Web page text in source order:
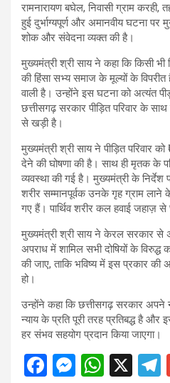
रामनारायण बघेल, निवासी ग्राम
हुई दुर्भाग्यपूर्ण और अमानवीय घटना पर
शोक और संवेदना व्यक्त की है।
मुख्यमंत्री श्री साय ने कहा कि किसी भी
की हिंसा सभ्य समाज के मूल्यों के
वाली है। उन्होंने इस घटना को अत्यंत
छत्तीसगढ़ सरकार पीड़ित परिवार के
से खड़ी है।
मुख्यमंत्री श्री साय ने पीड़ित परिवार
देने की घोषणा की है। साथ ही मृतक के
व्यवस्था की गई है। मुख्यमंत्री के निर्देश
शरीर सम्मानपूर्वक उनके गृह ग्राम
गए हैं। पार्थिव शरीर कल हवाई जहाज़ से
मुख्यमंत्री श्री साय ने केरल सरकार से
अपराध में शामिल सभी दोषियों के विरुद्ध
की जाए, ताकि भविष्य में इस प्रकार की
हो।
उन्होंने कहा कि छत्तीसगढ़ सरकार अपने
न्याय के प्रति पूरी तरह प्रतिबद्ध है और
हर संभव सहयोग प्रदान किया जाएगा।
F
M W X